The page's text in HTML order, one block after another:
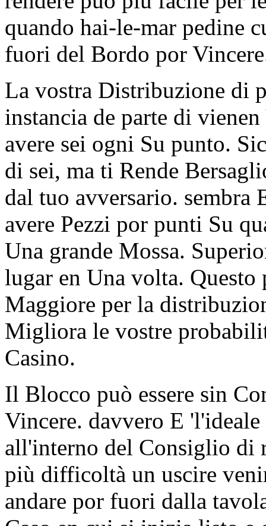
quando hai-le-mar pedine
fuori del Bordo por
La vostra Distribuzione di
instancia de parte di
avere sei ogni Su punto.
di sei, ma ti Rende
dal tuo avversario.
avere Pezzi por punti Su
Una grande Mossa.
lugar en Una volta. Questo
Maggiore per la
Migliora le vostre
Casino.
Il Blocco può essere sin
Vincere. davvero E
all'interno del Consiglio di
più difficoltà un uscire
andare por fuori dalla